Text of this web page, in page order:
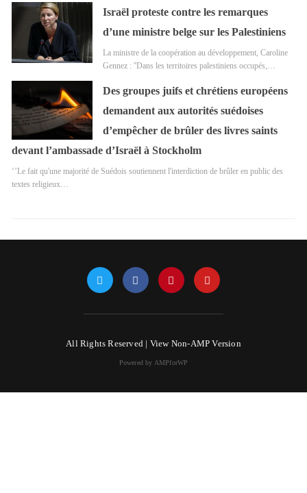
Israël proteste contre les remarques
d’une ministre belge sur les Palestiniens
La ministre de la coopération au développement, Caroline
Gennez : ''Dans les territoires palestiniens occupés,…
Des groupes juifs et chrétiens européens
demandent aux autorités suédoises
d’empêcher de brûler des livres saints
devant l’ambassade d’Israël à Stockholm
‘’Le fait qu'une majorité de Suédois soutiennent l'interdiction de brûler en public des
textes religieux…
All Rights Reserved | View Non-AMP Version
Powered by AMPforWP